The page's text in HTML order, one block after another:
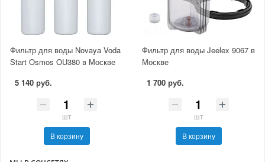
Фильтр для воды Novaya Voda
Start Osmos OU380 в Москве
5 140 руб.
шт
В корзину
Фильтр для воды Jeelex 9067 в
Москве
1 700 руб.
шт
В корзину